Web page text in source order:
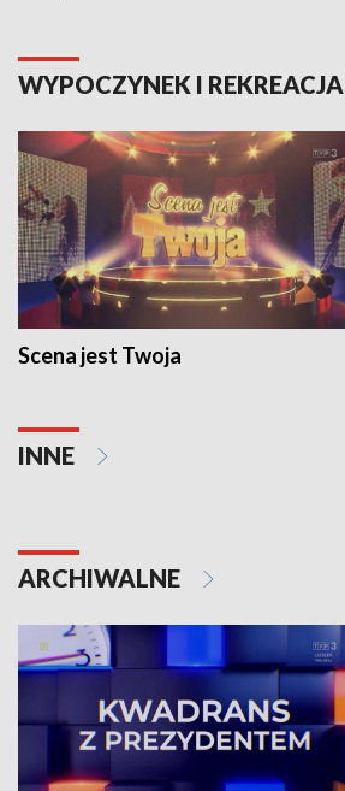
WYPOCZYNEK I REKREACJA
Scena jest Twoja
INNE
ARCHIWALNE